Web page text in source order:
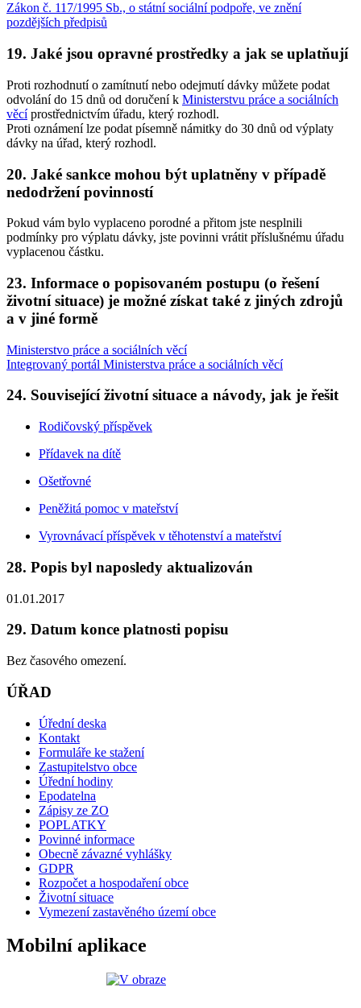
Zákon č. 117/1995 Sb., o státní sociální podpoře, ve znění
pozdějších předpisů
19. Jaké jsou opravné prostředky a jak se uplatňují
Proti rozhodnutí o zamítnutí nebo odejmutí dávky můžete podat
odvolání do 15 dnů od doručení k Ministerstvu práce a sociálních
věcíprostřednictvím úřadu, který rozhodl.
Proti oznámení lze podat písemně námitky do 30 dnů od výplaty
dávky na úřad, který rozhodl.
20. Jaké sankce mohou být uplatněny v případě
nedodržení povinností
Pokud vám bylo vyplaceno porodné a přitom jste nesplnili
podmínky pro výplatu dávky, jste povinni vrátit příslušnému úřadu
vyplacenou částku.
23. Informace o popisovaném postupu (o řešení
životní situace) je možné získat také z jiných zdrojů
a v jiné formě
Ministerstvo práce a sociálních věcí
Integrovaný portál Ministerstva práce a sociálních věcí
24. Související životní situace a návody, jak je řešit
Rodičovský příspěvek
Přídavek na dítě
Ošetřovné
Peněžitá pomoc v mateřství
Vyrovnávací příspěvek v těhotenství a mateřství
28. Popis byl naposledy aktualizován
01.01.2017
29. Datum konce platnosti popisu
Bez časového omezení.
ÚŘAD
Úřední deska
Kontakt
Formuláře ke stažení
Zastupitelstvo obce
Úřední hodiny
Epodatelna
Zápisy ze ZO
POPLATKY
Povinné informace
Obecně závazné vyhlášky
GDPR
Rozpočet a hospodaření obce
Životní situace
Vymezení zastavěného území obce
Mobilní aplikace